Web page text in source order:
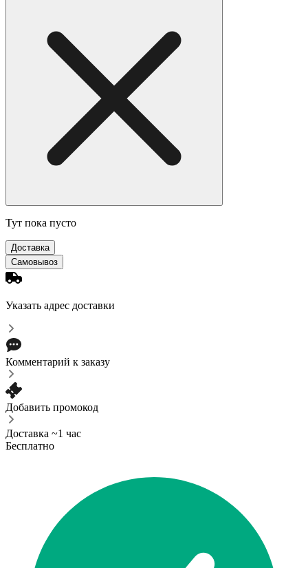
Тут пока пусто
Доставка
Самовывоз
Указать адрес доставки
Комментарий к заказу
Добавить промокод
Доставка ~1 час
Бесплатно